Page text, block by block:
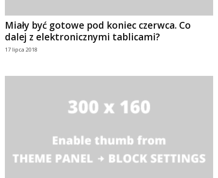
Miały być gotowe pod koniec czerwca. Co
dalej z elektronicznymi tablicami?
17 lipca 2018